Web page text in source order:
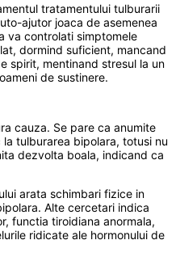
tratamentului tulburarii
ajutor joaca de asemenea
va controlati simptomele
dormind suficient, mancand
spirit, mentinand stresul la un
de sustinere.
cauza. Se pare ca anumite
tulburarea bipolara, totusi nu
dezvolta boala, indicand ca
arata schimbari fizice in
Alte cercetari indica
functia tiroidiana anormala,
ridicate ale hormonului de